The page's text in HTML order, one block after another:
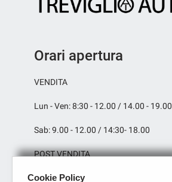
Orari apertura
VENDITA
Lun - Ven: 8:30 - 12.00 / 14.00 - 19.00
Sab: 9.00 - 12.00 / 14:30- 18.00
POST VENDITA
Lun - Ven: 8:30 - 12.00 / 14.00 - 19.00
Cookie Policy